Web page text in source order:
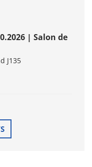
| Salon de
J135